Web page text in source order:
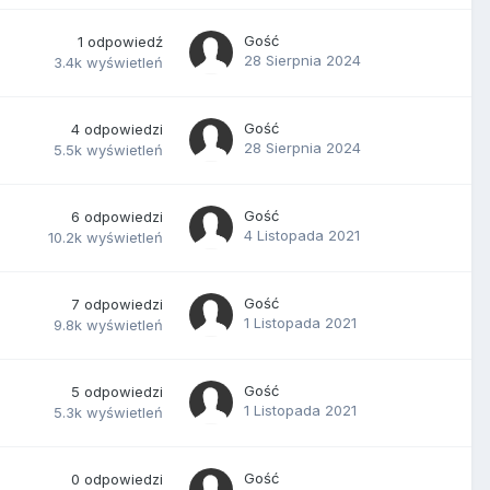
1 odpowiedź
3.4k wyświetleń
Gość
28 Sierpnia 2024
4 odpowiedzi
5.5k wyświetleń
Gość
28 Sierpnia 2024
6 odpowiedzi
10.2k wyświetleń
Gość
4 Listopada 2021
7 odpowiedzi
9.8k wyświetleń
Gość
1 Listopada 2021
5 odpowiedzi
5.3k wyświetleń
Gość
1 Listopada 2021
0 odpowiedzi
Gość